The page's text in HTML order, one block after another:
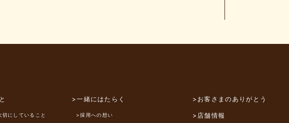
切にしていること
>一緒にはたらく
>採用への想い
>お客さまのありがとう
>店舗情報